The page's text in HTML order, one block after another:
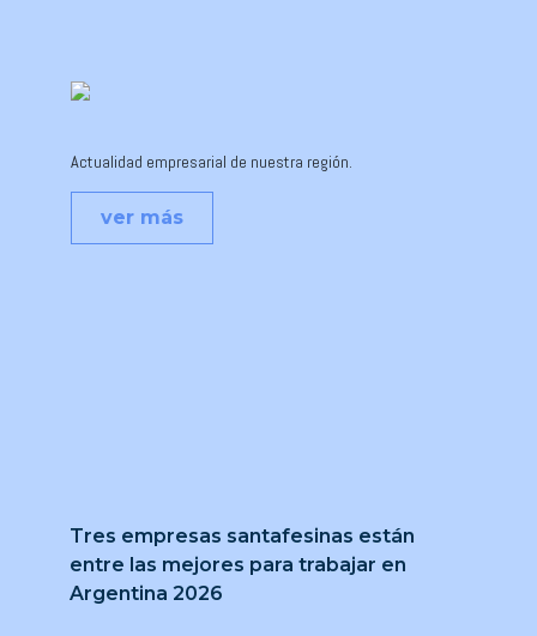
Tres empresas santafesinas están
entre las mejores para trabajar en
Argentina 2026
Actualidad empresarial de nuestra región.
ver más